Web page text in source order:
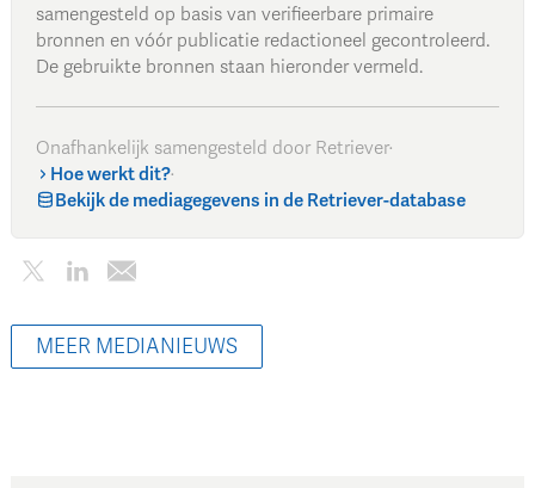
samengesteld op basis van verifieerbare primaire
bronnen en vóór publicatie redactioneel gecontroleerd.
De gebruikte bronnen staan hieronder vermeld.
Onafhankelijk samengesteld door Retriever·
Hoe werkt dit?·
Bekijk de mediagegevens in de Retriever-database
MEER MEDIANIEUWS